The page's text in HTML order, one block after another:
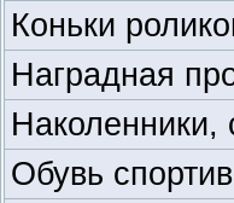
Коньки
Наградная
Наколенники,
Обувь